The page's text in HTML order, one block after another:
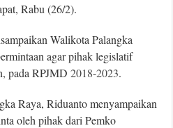
Rabu (26/2).
Walikota Palangka
agar pihak legislatif
pada RPJMD2018-2023.
Raya, Riduanto menyampaikan
oleh pihak dari Pemko